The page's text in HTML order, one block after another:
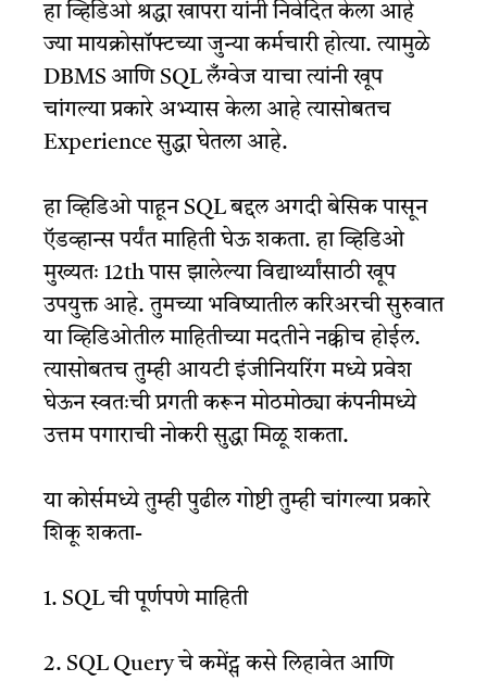
हा व्हिडिओ श्रद्धा खापरा यांनी निवेदित केला आहे
ज्या मायक्रोसॉफ्टच्या जुन्या कर्मचारी होत्या. त्यामुळे
DBMS आणि SQL लँग्वेज याचा त्यांनी खूप
चांगल्या प्रकारे अभ्यास केला आहे त्यासोबतच
Experience सुद्धा घेतला आहे.
हा व्हिडिओ पाहून SQL बद्दल अगदी बेसिक पासून
ऍडव्हान्स पर्यंत माहिती घेऊ शकता. हा व्हिडिओ
मुख्यतः 12th पास झालेल्या विद्यार्थ्यांसाठी खूप
उपयुक्त आहे. तुमच्या भविष्यातील करिअरची सुरुवात
या व्हिडिओतील माहितीच्या मदतीने नक्कीच होईल.
त्यासोबतच तुम्ही आयटी इंजीनियरिंग मध्ये प्रवेश
घेऊन स्वतःची प्रगती करून मोठमोठ्या कंपनीमध्ये
उत्तम पगाराची नोकरी सुद्धा मिळू शकता.
या कोर्समध्ये तुम्ही पुढील गोष्टी तुम्ही चांगल्या प्रकारे
शिकू शकता-
1. SQL ची पूर्णपणे माहिती
2. SQL Query चे कमेंट्स कसे लिहावेत आणि